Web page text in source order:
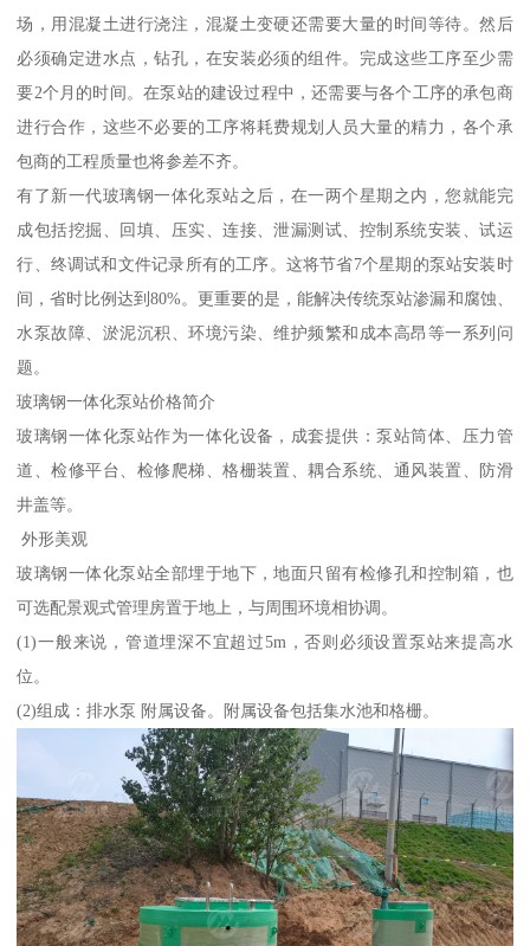
场，用混凝土进行浇注，混凝土变硬还需要大量的时间等待。然后
必须确定进水点，钻孔，在安装必须的组件。完成这些工序至少需
要2个月的时间。在泵站的建设过程中，还需要与各个工序的承包商
进行合作，这些不必要的工序将耗费规划人员大量的精力，各个承
包商的工程质量也将参差不齐。
有了新一代玻璃钢一体化泵站之后，在一两个星期之内，您就能完
成包括挖掘、回填、压实、连接、泄漏测试、控制系统安装、试运
行、终调试和文件记录所有的工序。这将节省7个星期的泵站安装时
间，省时比例达到80%。更重要的是，能解决传统泵站渗漏和腐蚀、
水泵故障、淤泥沉积、环境污染、维护频繁和成本高昂等一系列问
题。
玻璃钢一体化泵站价格简介
玻璃钢一体化泵站作为一体化设备，成套提供：泵站筒体、压力管
道、检修平台、检修爬梯、格栅装置、耦合系统、通风装置、防滑
井盖等。
外形美观
玻璃钢一体化泵站全部埋于地下，地面只留有检修孔和控制箱，也
可选配景观式管理房置于地上，与周围环境相协调。
(1)一般来说，管道埋深不宜超过5m，否则必须设置泵站来提高水
位。
(2)组成：排水泵 附属设备。附属设备包括集水池和格栅。